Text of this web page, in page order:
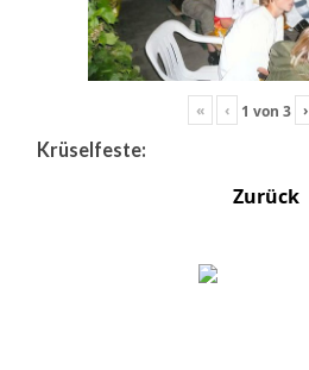
« ‹ 1 von 3 ›
Krüselfeste:
Zurück